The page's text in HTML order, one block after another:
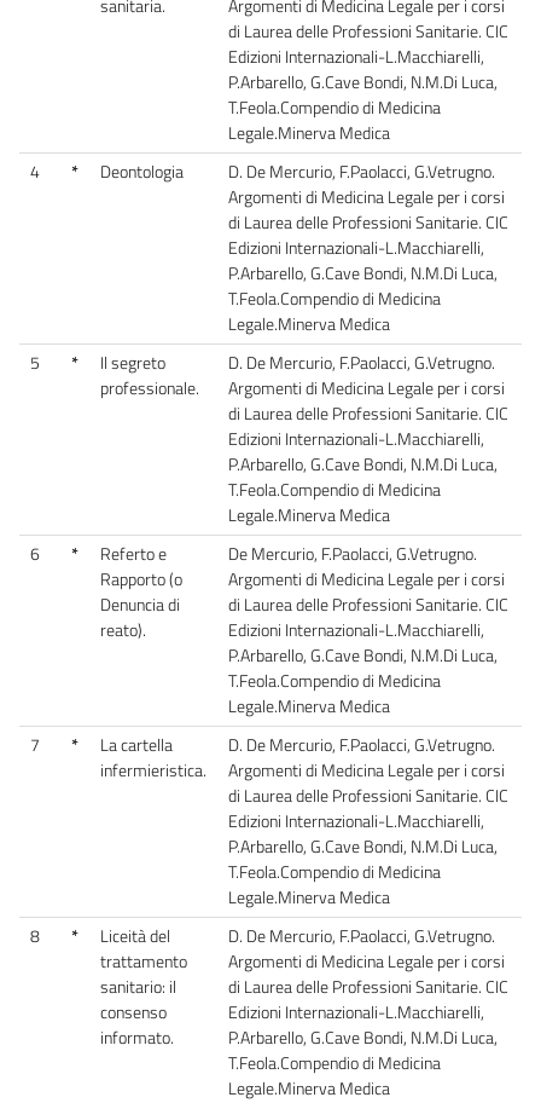
sanitaria.
Argomenti di Medicina Legale per i corsi
di Laurea delle Professioni Sanitarie. CIC
Edizioni Internazionali-L.Macchiarelli,
P.Arbarello, G.Cave Bondi, N.M.Di Luca,
T.Feola.Compendio di Medicina
Legale.Minerva Medica
4
* Deontologia
D. De Mercurio, F.Paolacci, G.Vetrugno.
Argomenti di Medicina Legale per i corsi
di Laurea delle Professioni Sanitarie. CIC
Edizioni Internazionali-L.Macchiarelli,
P.Arbarello, G.Cave Bondi, N.M.Di Luca,
T.Feola.Compendio di Medicina
Legale.Minerva Medica
5
*
Il segreto
professionale.
D. De Mercurio, F.Paolacci, G.Vetrugno.
Argomenti di Medicina Legale per i corsi
di Laurea delle Professioni Sanitarie. CIC
Edizioni Internazionali-L.Macchiarelli,
P.Arbarello, G.Cave Bondi, N.M.Di Luca,
T.Feola.Compendio di Medicina
Legale.Minerva Medica
6
*
Referto e
Rapporto (o
Denuncia di
reato).
De Mercurio, F.Paolacci, G.Vetrugno.
Argomenti di Medicina Legale per i corsi
di Laurea delle Professioni Sanitarie. CIC
Edizioni Internazionali-L.Macchiarelli,
P.Arbarello, G.Cave Bondi, N.M.Di Luca,
T.Feola.Compendio di Medicina
Legale.Minerva Medica
7
*
La cartella
infermieristica.
D. De Mercurio, F.Paolacci, G.Vetrugno.
Argomenti di Medicina Legale per i corsi
di Laurea delle Professioni Sanitarie. CIC
Edizioni Internazionali-L.Macchiarelli,
P.Arbarello, G.Cave Bondi, N.M.Di Luca,
T.Feola.Compendio di Medicina
Legale.Minerva Medica
8
*
Liceità del
trattamento
sanitario: il
consenso
informato.
D. De Mercurio, F.Paolacci, G.Vetrugno.
Argomenti di Medicina Legale per i corsi
di Laurea delle Professioni Sanitarie. CIC
Edizioni Internazionali-L.Macchiarelli,
P.Arbarello, G.Cave Bondi, N.M.Di Luca,
T.Feola.Compendio di Medicina
Legale.Minerva Medica